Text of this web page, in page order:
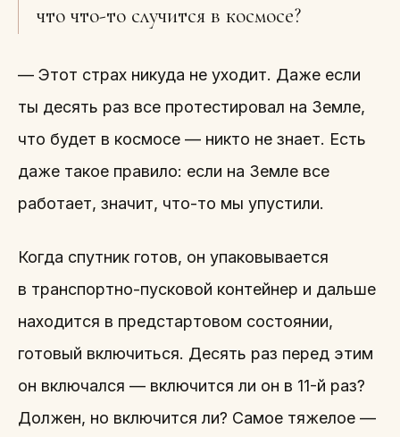
что что-то случится в космосе?
— Этот страх никуда не уходит. Даже если
ты десять раз все протестировал на Земле,
что будет в космосе — никто не знает. Есть
даже такое правило: если на Земле все
работает, значит, что-то мы упустили.
Когда спутник готов, он упаковывается
в транспортно-пусковой контейнер и дальше
находится в предстартовом состоянии,
готовый включиться. Десять раз перед этим
он включался — включится ли он в 11-й раз?
Должен, но включится ли? Самое тяжелое —